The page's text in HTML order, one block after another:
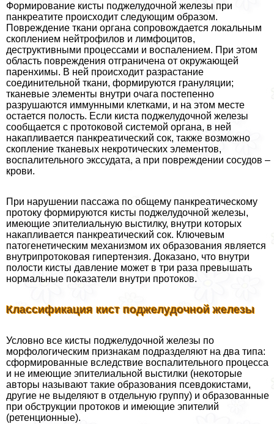
Формирование кисты поджелудочной железы при
панкреатите происходит следующим образом.
Повреждение ткани органа сопровождается локальным
скоплением нейтрофилов и лимфоцитов,
деструктивными процессами и воспалением. При этом
область повреждения отграничена от окружающей
паренхимы. В ней происходит разрастание
соединительной ткани, формируются грануляции;
тканевые элементы внутри очага постепенно
разрушаются иммунными клетками, и на этом месте
остается полость. Если киста поджелудочной железы
сообщается с протоковой системой органа, в ней
накапливается панкреатический сок, также возможно
скопление тканевых некротических элементов,
воспалительного экссудата, а при повреждении сосудов –
крови.
При нарушении пассажа по общему панкреатическому
протоку формируются кисты поджелудочной железы,
имеющие эпителиальную выстилку, внутри которых
накапливается панкреатический сок. Ключевым
патогенетическим механизмом их образования является
внутрипротоковая гипертензия. Доказано, что внутри
полости кисты давление может в три раза превышать
нормальные показатели внутри протоков.
Классификация кист поджелудочной железы
Условно все кисты поджелудочной железы по
морфологическим признакам подразделяют на два типа:
сформированные вследствие воспалительного процесса
и не имеющие эпителиальной выстилки (некоторые
авторы называют такие образования псевдокистами,
другие не выделяют в отдельную группу) и образованные
при обструкции протоков и имеющие эпителий
(ретенционные).